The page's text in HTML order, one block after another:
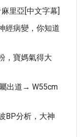
里亞[中文字幕]
經病變，你知道
，寶媽氣得大
出道→ W55cm
BP分析，大神